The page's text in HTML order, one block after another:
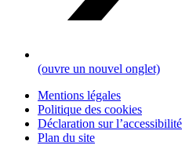
(ouvre un nouvel onglet)
Mentions légales
Politique des cookies
Déclaration sur l’accessibilité
Plan du site